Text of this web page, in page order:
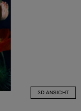
3D ANSICHT